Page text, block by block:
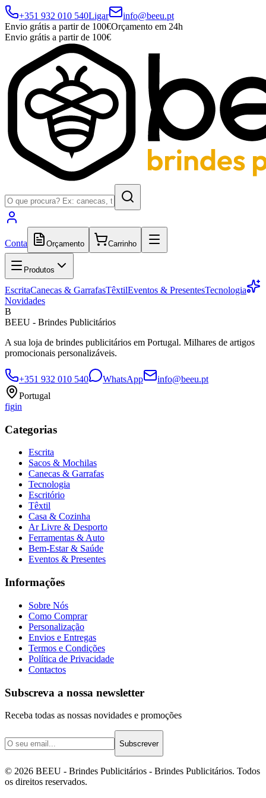
+351 932 010 540Ligar
info@beeu.pt
Envio grátis a partir de 100€Orçamento em 24h
Envio grátis a partir de 100€
Conta Orçamento Carrinho
Produtos
EscritaCanecas & GarrafasTêxtilEventos & PresentesTecnologia
Novidades
B
BEEU - Brindes Publicitários
A sua loja de brindes publicitários em Portugal. Milhares de artigos
promocionais personalizáveis.
+351 932 010 540 WhatsApp
info@beeu.pt
Portugal
figin
Categorias
Escrita
Sacos & Mochilas
Canecas & Garrafas
Tecnologia
Escritório
Têxtil
Casa & Cozinha
Ar Livre & Desporto
Ferramentas & Auto
Bem-Estar & Saúde
Eventos & Presentes
Informações
Sobre Nós
Como Comprar
Personalização
Envios e Entregas
Termos e Condições
Política de Privacidade
Contactos
Subscreva a nossa newsletter
Receba todas as nossas novidades e promoções
Subscrever
© 2026 BEEU - Brindes Publicitários - Brindes Publicitários. Todos
os direitos reservados.